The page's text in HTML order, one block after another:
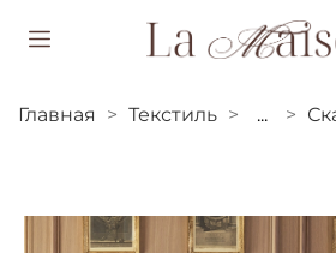
Главная Текстиль ...